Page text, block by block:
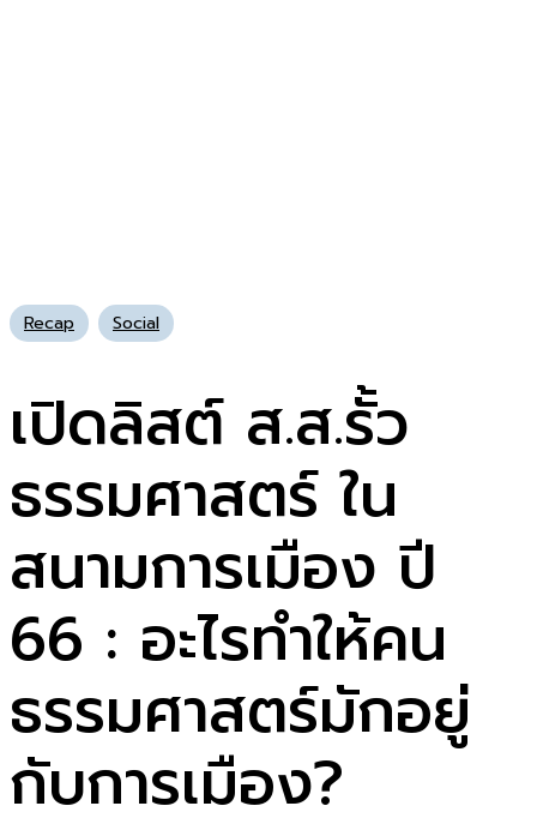
Recap Social
เปิดลิสต์ ส.ส.รั้ว
ธรรมศาสตร์ ใน
สนามการเมือง ปี
66 : อะไรทำให้คน
ธรรมศาสตร์มักอยู่
กับการเมือง?